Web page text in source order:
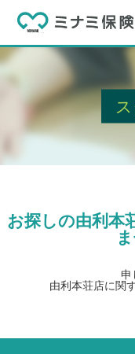
お探しの由利本
申
由利本荘店に関